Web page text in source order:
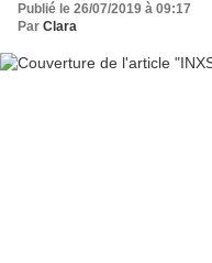
Publié le 26/07/2019 à 09:17
Par Clara